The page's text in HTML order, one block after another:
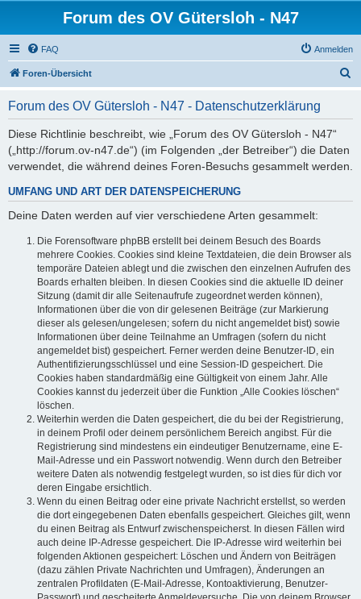
Forum des OV Gütersloh - N47
FAQ Anmelden
Foren-Übersicht
Forum des OV Gütersloh - N47 - Datenschutzerklärung
Diese Richtlinie beschreibt, wie „Forum des OV Gütersloh - N47“
(„http://forum.ov-n47.de“) (im Folgenden „der Betreiber“) die Daten
verwendet, die während deines Foren-Besuchs gesammelt werden.
UMFANG UND ART DER DATENSPEICHERUNG
Deine Daten werden auf vier verschiedene Arten gesammelt:
Die Forensoftware phpBB erstellt bei deinem Besuch des Boards
mehrere Cookies. Cookies sind kleine Textdateien, die dein Browser als
temporäre Dateien ablegt und die zwischen den einzelnen Aufrufen des
Boards erhalten bleiben. In diesen Cookies sind die aktuelle ID deiner
Sitzung (damit dir alle Seitenaufrufe zugeordnet werden können),
Informationen über die von dir gelesenen Beiträge (zur Markierung
dieser als gelesen/ungelesen; sofern du nicht angemeldet bist) sowie
Informationen über deine Teilnahme an Umfragen (sofern du nicht
angemeldet bist) gespeichert. Ferner werden deine Benutzer-ID, ein
Authentifizierungsschlüssel und eine Session-ID gespeichert. Die
Cookies haben standardmäßig eine Gültigkeit von einem Jahr. Alle
Cookies kannst du jederzeit über die Funktion „Alle Cookies löschen“
löschen.
Weiterhin werden die Daten gespeichert, die du bei der Registrierung,
in deinem Profil oder deinem persönlichem Bereich angibst. Für die
Registrierung sind mindestens ein eindeutiger Benutzername, eine E-
Mail-Adresse und ein Passwort notwendig. Wenn durch den Betreiber
weitere Daten als notwendig festgelegt wurden, so ist dies für dich vor
deren Eingabe ersichtlich.
Wenn du einen Beitrag oder eine private Nachricht erstellst, so werden
die dort eingegebenen Daten ebenfalls gespeichert. Gleiches gilt, wenn
du einen Beitrag als Entwurf zwischenspeicherst. In diesen Fällen wird
auch deine IP-Adresse gespeichert. Die IP-Adresse wird weiterhin bei
folgenden Aktionen gespeichert: Löschen und Ändern von Beiträgen
(dazu zählen Private Nachrichten und Umfragen), Änderungen an
zentralen Profildaten (E-Mail-Adresse, Kontoaktivierung, Benutzer-